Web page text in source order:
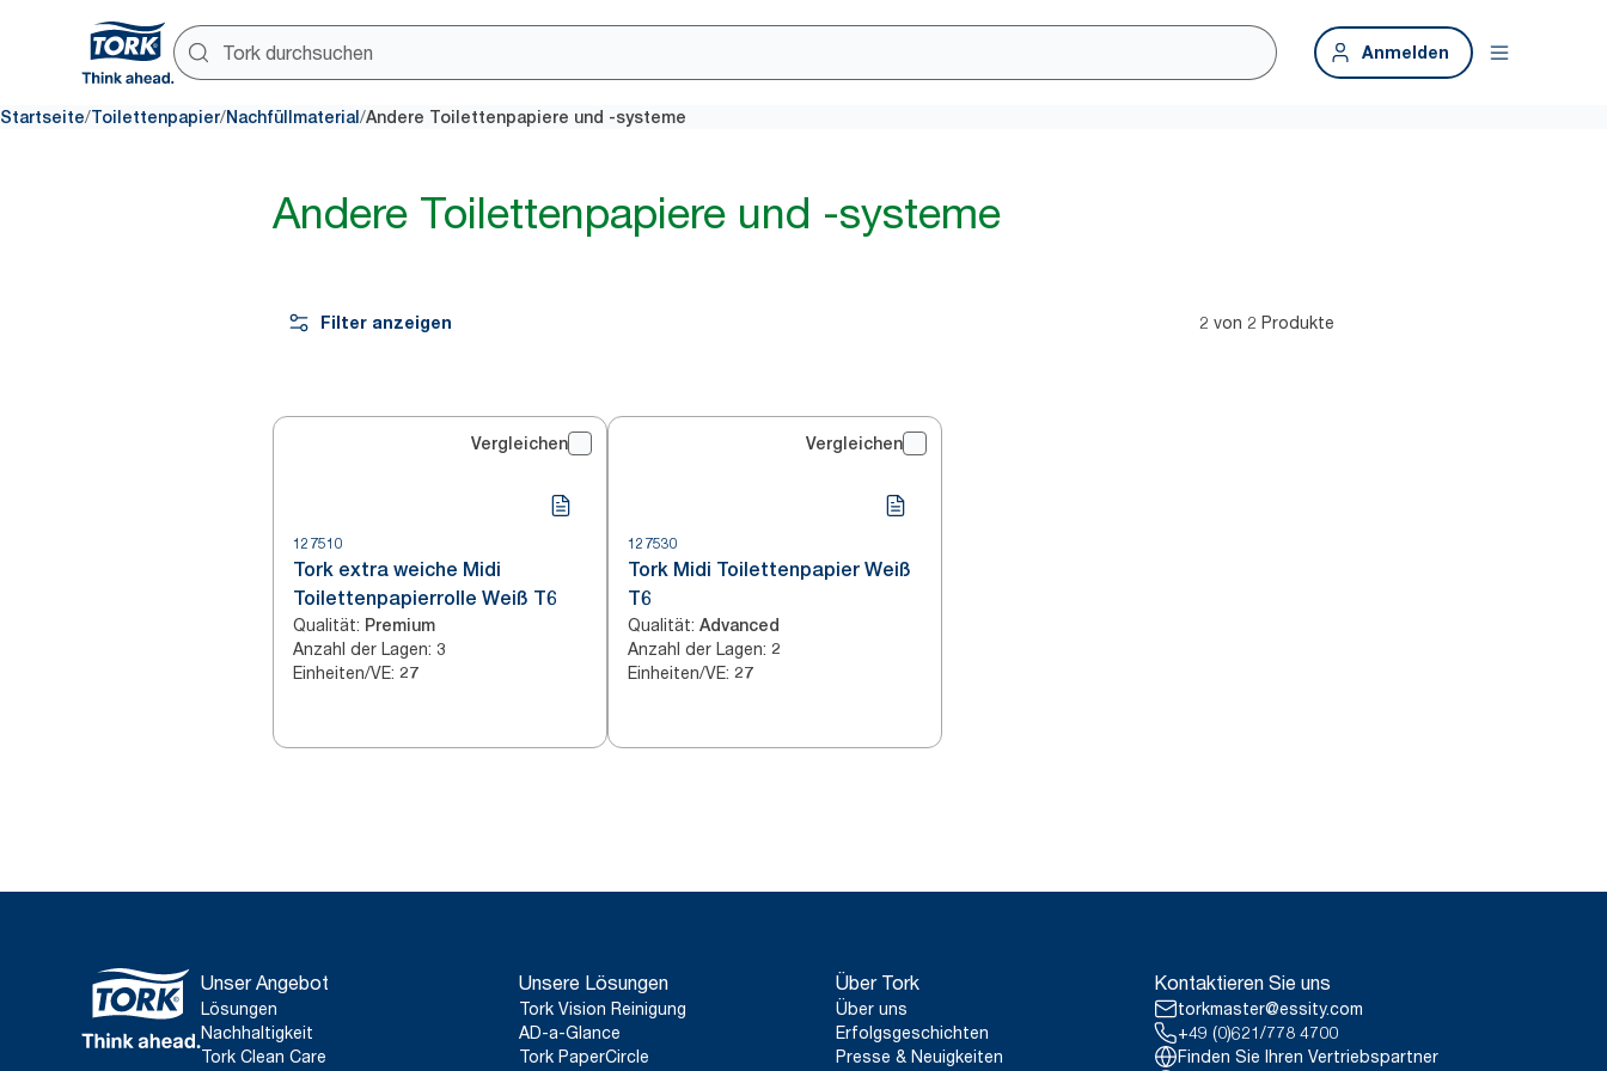
Anmelden
Startseite/Toilettenpapier/Nachfüllmaterial/Andere Toilettenpapiere und -systeme
Andere Toilettenpapiere und -systeme
Filter anzeigen 2 von 2 Produkte
Vergleichen
127510
Tork extra weiche Midi
Toilettenpapierrolle Weiß T6
Qualität: Premium
Anzahl der Lagen: 3
Einheiten/VE: 27
Vergleichen
127530
Tork Midi Toilettenpapier Weiß
T6
Qualität: Advanced
Anzahl der Lagen: 2
Einheiten/VE: 27
Unser Angebot
Lösungen
Nachhaltigkeit
Tork Clean Care
Unsere Lösungen
Tork Vision Reinigung
AD-a-Glance
Tork PaperCircle
Über Tork
Über uns
Erfolgsgeschichten
Presse & Neuigkeiten
Kontaktieren Sie uns
torkmaster@essity.com
+49 (0)621/778 4700
Finden Sie Ihren Vertriebspartner